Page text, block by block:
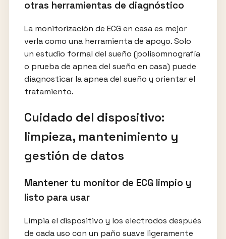
otras herramientas de diagnóstico
La monitorización de ECG en casa es mejor
verla como una herramienta de apoyo. Solo
un estudio formal del sueño (polisomnografía
o prueba de apnea del sueño en casa) puede
diagnosticar la apnea del sueño y orientar el
tratamiento.
Cuidado del dispositivo:
limpieza, mantenimiento y
gestión de datos
Mantener tu monitor de ECG limpio y
listo para usar
Limpia el dispositivo y los electrodos después
de cada uso con un paño suave ligeramente